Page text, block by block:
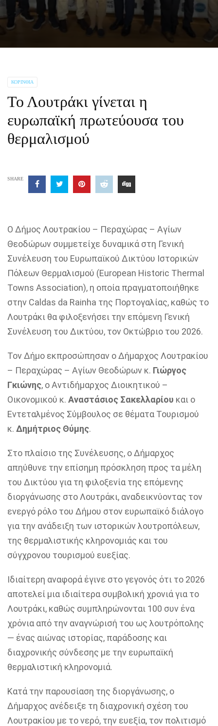
ΚΟΡΙΝΘΊΑ
Το Λουτράκι γίνεται η
ευρωπαϊκή πρωτεύουσα του
θερμαλισμού
SHARE
Ο Δήμος Λουτρακίου – Περαχώρας – Αγίων
Θεοδώρων συμμετείχε δυναμικά στη Γενική
Συνέλευση του Ευρωπαϊκού Δικτύου Ιστορικών
Πόλεων Θερμαλισμού (European Historic Thermal
Towns Association), η οποία πραγματοποιήθηκε
στην Caldas da Rainha της Πορτογαλίας, καθώς το
Λουτράκι θα φιλοξενήσει την επόμενη Γενική
Συνέλευση του Δικτύου, τον Οκτώβριο του 2026.
Τον Δήμο εκπροσώπησαν ο Δήμαρχος Λουτρακίου
– Περαχώρας – Αγίων Θεοδώρων κ. Γιώργος
Γκιώνης, ο Αντιδήμαρχος Διοικητικού –
Οικονομικού κ. Αναστάσιος Σακελλαρίου και ο
Εντεταλμένος Σύμβουλος σε θέματα Τουρισμού
κ. Δημήτριος Θύμης.
Στο πλαίσιο της Συνέλευσης, ο Δήμαρχος
απηύθυνε την επίσημη πρόσκληση προς τα μέλη
του Δικτύου για τη φιλοξενία της επόμενης
διοργάνωσης στο Λουτράκι, αναδεικνύοντας τον
ενεργό ρόλο του Δήμου στον ευρωπαϊκό διάλογο
για την ανάδειξη των ιστορικών λουτροπόλεων,
της θερμαλιστικής κληρονομιάς και του
σύγχρονου τουρισμού ευεξίας.
Ιδιαίτερη αναφορά έγινε στο γεγονός ότι το 2026
αποτελεί μια ιδιαίτερα συμβολική χρονιά για το
Λουτράκι, καθώς συμπληρώνονται 100 συν ένα
χρόνια από την αναγνώρισή του ως λουτρόπολης
— ένας αιώνας ιστορίας, παράδοσης και
διαχρονικής σύνδεσης με την ευρωπαϊκή
θερμαλιστική κληρονομιά.
Κατά την παρουσίαση της διοργάνωσης, ο
Δήμαρχος ανέδειξε τη διαχρονική σχέση του
Λουτρακίου με το νερό, την ευεξία, τον πολιτισμό